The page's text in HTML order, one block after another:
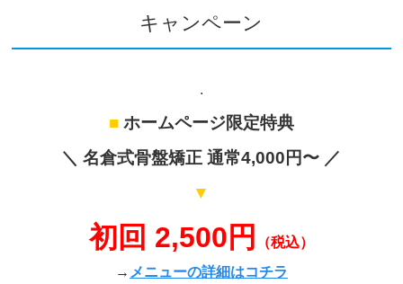
キャンペーン
.
■ホームページ限定特典
＼ 名倉式骨盤矯正 通常4,000円〜 ／
▼
初回 2,500円
（税込）
→ メニューの詳細はコチラ